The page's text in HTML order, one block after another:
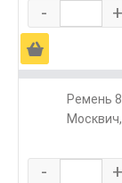
- +
Ä
Ремень
- +